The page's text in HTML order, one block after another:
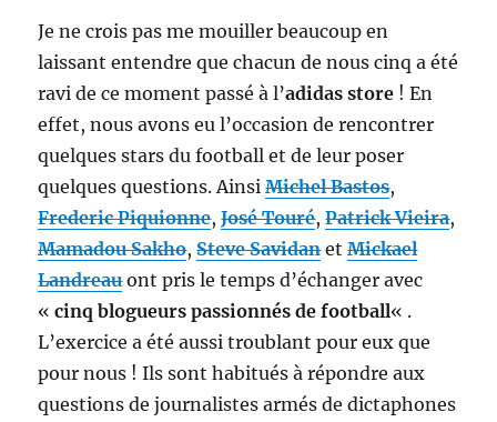
Je ne crois pas me mouiller beaucoup en
laissant entendre que chacun de nous cinq a été
ravi de ce moment passé à l’adidas store ! En
effet, nous avons eu l’occasion de rencontrer
quelques stars du football et de leur poser
quelques questions. AinsiMichel Bastos,
Frederic Piquionne,José Touré,Patrick Vieira,
Mamadou Sakho,Steve Savidanet Mickael
Landreauont pris le temps d’échanger avec
«cinq blogueurs passionnés de football« .
L’exercice a été aussi troublant pour eux que
pour nous ! Ils sont habitués à répondre aux
questions de journalistes armés de dictaphones